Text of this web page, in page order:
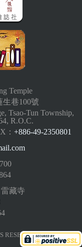
Temple
生巷100號
Tsao-Tun Township,
R.O.C.
： +886-49-2350801
藏寺
RESERVED.版權聲明